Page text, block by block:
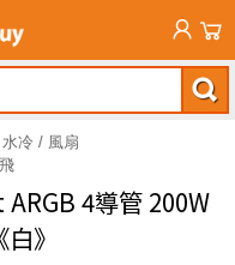
冷 / 風扇
4導管 200W
》